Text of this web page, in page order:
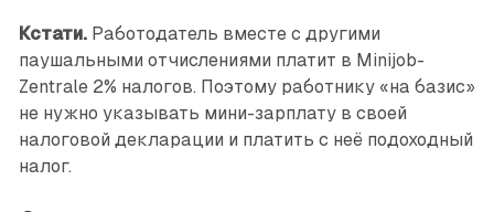
Кстати.Работодатель вместе с другими
паушальными отчислениями платит в Minijob-
Zentrale 2% налогов. Поэтому работнику «на базис»
не нужно указывать мини-зарплату в своей
налоговой декларации и платить с неё подоходный
налог.